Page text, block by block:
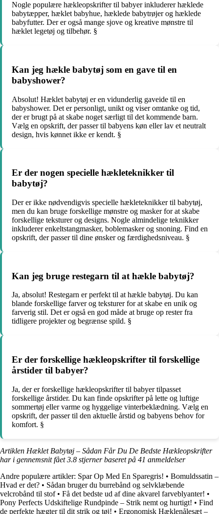
Nogle populære hækleopskrifter til babyer inkluderer hæklede
babytæpper, hæklet babyhue, hæklede babytrøjer og hæklede
babyfutter. Der er også mange sjove og kreative mønstre til
hæklet legetøj og tilbehør. §
Kan jeg hækle babytøj som en gave til en
babyshower?
Absolut! Hæklet babytøj er en vidunderlig gaveide til en
babyshower. Det er personligt, unikt og viser omtanke og tid,
der er brugt på at skabe noget særligt til det kommende barn.
Vælg en opskrift, der passer til babyens køn eller lav et neutralt
design, hvis kønnet ikke er kendt. §
Er der nogen specielle hækleteknikker til
babytøj?
Der er ikke nødvendigvis specielle hækleteknikker til babytøj,
men du kan bruge forskellige mønstre og masker for at skabe
forskellige teksturer og designs. Nogle almindelige teknikker
inkluderer enkeltstangmasker, boblemasker og snoning. Find en
opskrift, der passer til dine ønsker og færdighedsniveau. §
Kan jeg bruge restegarn til at hækle babytøj?
Ja, absolut! Restegarn er perfekt til at hækle babytøj. Du kan
blande forskellige farver og teksturer for at skabe en unik og
farverig stil. Det er også en god måde at bruge op rester fra
tidligere projekter og begrænse spild. §
Er der forskellige hækleopskrifter til forskellige
årstider til babyer?
Ja, der er forskellige hækleopskrifter til babyer tilpasset
forskellige årstider. Du kan finde opskrifter på lette og luftige
sommertøj eller varme og hyggelige vinterbeklædning. Vælg en
opskrift, der passer til den aktuelle årstid og babyens behov for
komfort. §
Artiklen Hæklet Babytøj – Sådan Får Du De Bedste Hækleopskrifter
har i gennemsnit fået3.8 stjerner baseret på 41 anmeldelser
Andre populære artikler: Spar Op Med En Sparegris! • Bomuldssatin –
Hvad er det? • Sådan bruger du burrebånd og selvklæbende
velcrobånd til stof• Få det bedste ud af dine akvarel farveblyanter! •
Pony Perfects Udskiftelige Rundpinde – Strik nemt og hurtigt! • Find
de perfekte hægter til dit strik og tøj! • Ergonomisk Hæklenålesæt –